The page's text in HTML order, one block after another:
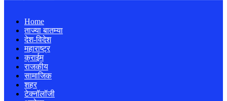
Home
ताज्या बातम्या
देश-विदेश
महाराष्ट्र
क्राईम
राजकीय
सामाजिक
शहर
टेक्नॉलॉजी